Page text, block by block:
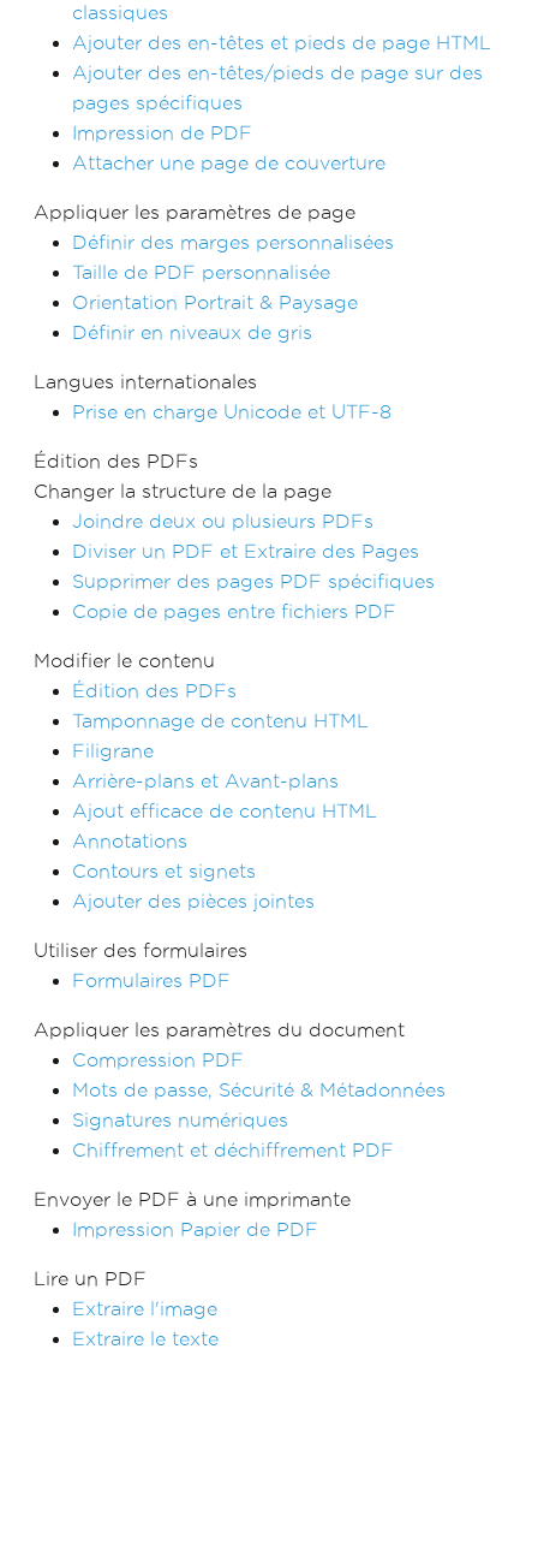
classiques
Ajouter des en-têtes et pieds de page HTML
Ajouter des en-têtes/pieds de page sur des
pages spécifiques
Impression de PDF
Attacher une page de couverture
Appliquer les paramètres de page
Définir des marges personnalisées
Taille de PDF personnalisée
Orientation Portrait & Paysage
Définir en niveaux de gris
Langues internationales
Prise en charge Unicode et UTF-8
Édition des PDFs
Changer la structure de la page
Joindre deux ou plusieurs PDFs
Diviser un PDF et Extraire des Pages
Supprimer des pages PDF spécifiques
Copie de pages entre fichiers PDF
Modifier le contenu
Édition des PDFs
Tamponnage de contenu HTML
Filigrane
Arrière-plans et Avant-plans
Ajout efficace de contenu HTML
Annotations
Contours et signets
Ajouter des pièces jointes
Utiliser des formulaires
Formulaires PDF
Appliquer les paramètres du document
Compression PDF
Mots de passe, Sécurité & Métadonnées
Signatures numériques
Chiffrement et déchiffrement PDF
Envoyer le PDF à une imprimante
Impression Papier de PDF
Lire un PDF
Extraire l'image
Extraire le texte